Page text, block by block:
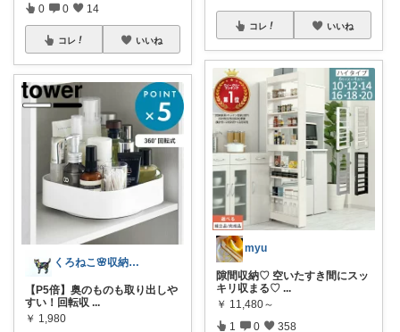
0 0 14
コレ いいね
くろねこ🌸収納＆キッチン整理
【P5倍】奥のものも取り出しや
すい！回転収 ...
￥ 1,980
コレ いいね
myu
隙間収納♡ 空いたすき間にスッ
キリ収まる♡ ...
￥ 11,480～
1 0 358